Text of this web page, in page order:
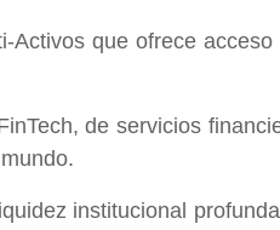
Activos que ofrece
de servicios
institucional